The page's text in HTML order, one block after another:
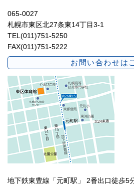
065-0027
札幌市東区北27条東14丁目3-1
TEL(011)751-5250
FAX(011)751-5222
お問い合わせは
地下鉄東豊線「元町駅」 2番出口徒歩5